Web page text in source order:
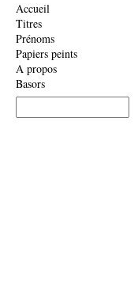
Accueil
Titres
Prénoms
Papiers peints
A propos
Basors